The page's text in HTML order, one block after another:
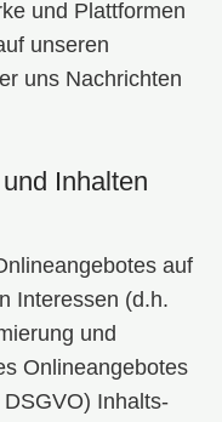
und Plattformen
unseren
uns Nachrichten
Inhalten
auf
Interessen (d.h.
und
Onlineangebotes
Inhalts-